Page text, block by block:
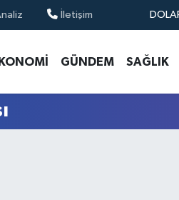
İletişim
GRAM
GÜNDEM SAĞLIK